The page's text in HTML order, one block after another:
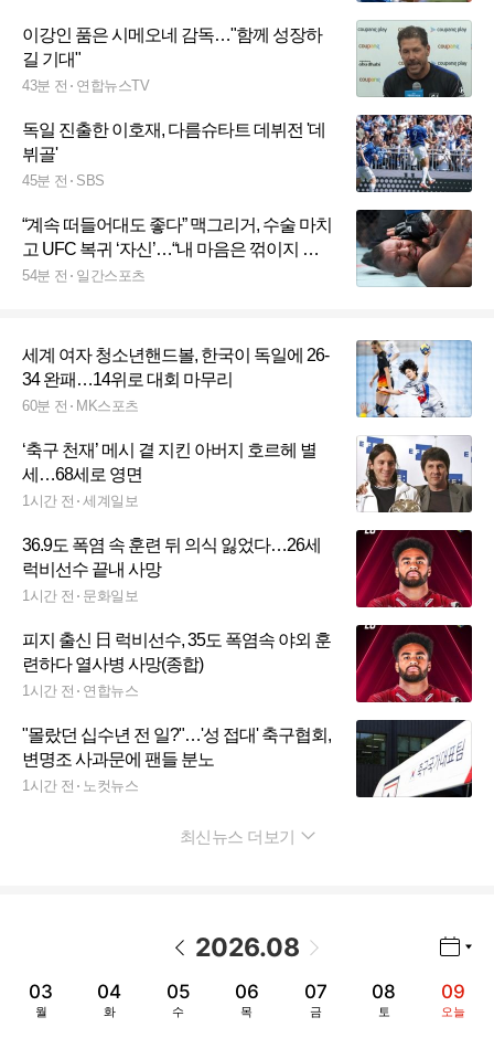
이강인 품은 시메오네 감독…"함께 성장하
길 기대"
43분 전 연합뉴스TV
독일 진출한 이호재, 다름슈타트 데뷔전 '데
뷔골'
45분 전 SBS
“계속 떠들어대도 좋다” 맥그리거, 수술 마치
고 UFC 복귀 ‘자신’…“내 마음은 꺾이지 않
아”
54분 전 일간스포츠
세계 여자 청소년핸드볼, 한국이 독일에 26-
34 완패…14위로 대회 마무리
60분 전 MK스포츠
‘축구 천재’ 메시 곁 지킨 아버지 호르헤 별
세…68세로 영면
1시간 전 세계일보
36.9도 폭염 속 훈련 뒤 의식 잃었다…26세
럭비선수 끝내 사망
1시간 전 문화일보
피지 출신 日 럭비선수, 35도 폭염속 야외 훈
련하다 열사병 사망(종합)
1시간 전 연합뉴스
"몰랐던 십수년 전 일?"…'성 접대' 축구협회,
변명조 사과문에 팬들 분노
1시간 전 노컷뉴스
최신뉴스 더보기
2026.08
03
월
04
화
05
수
06
목
07
금
08
토
09
오늘